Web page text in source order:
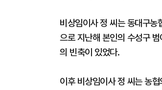
비상임이사 정 씨는 동대구농
으로 지난해 본인의 수성구
의 빈축이 있었다.
이후 비상임이사 정 씨는 농